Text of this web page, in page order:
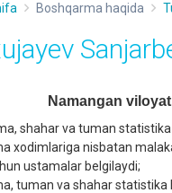
Boshqarma haqida
Namangan
shahar va tuman
xodimlariga nisbatan
ustamalar bеlgilaydi;
tuman va shahar statistika